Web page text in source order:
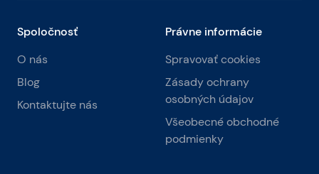
Spoločnosť
O nás
Blog
Kontaktujte nás
Právne informácie
Spravovať cookies
Zásady ochrany
osobných údajov
Všeobecné obchodné
podmienky